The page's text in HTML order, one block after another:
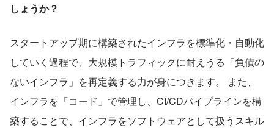
しょうか？
スタートアップ期に構築されたインフラを標準化・自動化
していく過程で、大規模トラフィックに耐えうる「負債の
ないインフラ」を再定義する力が身につきます。 また、
インフラを「コード」で管理し、CI/CDパイプラインを構
築することで、インフラをソフトウェアとして扱うスキル